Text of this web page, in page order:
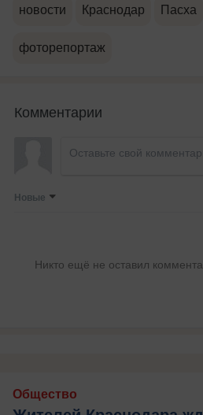
новости Краснодар Пасха
фоторепортаж
Комментарии
Новые
Никто ещё не оставил
Общество